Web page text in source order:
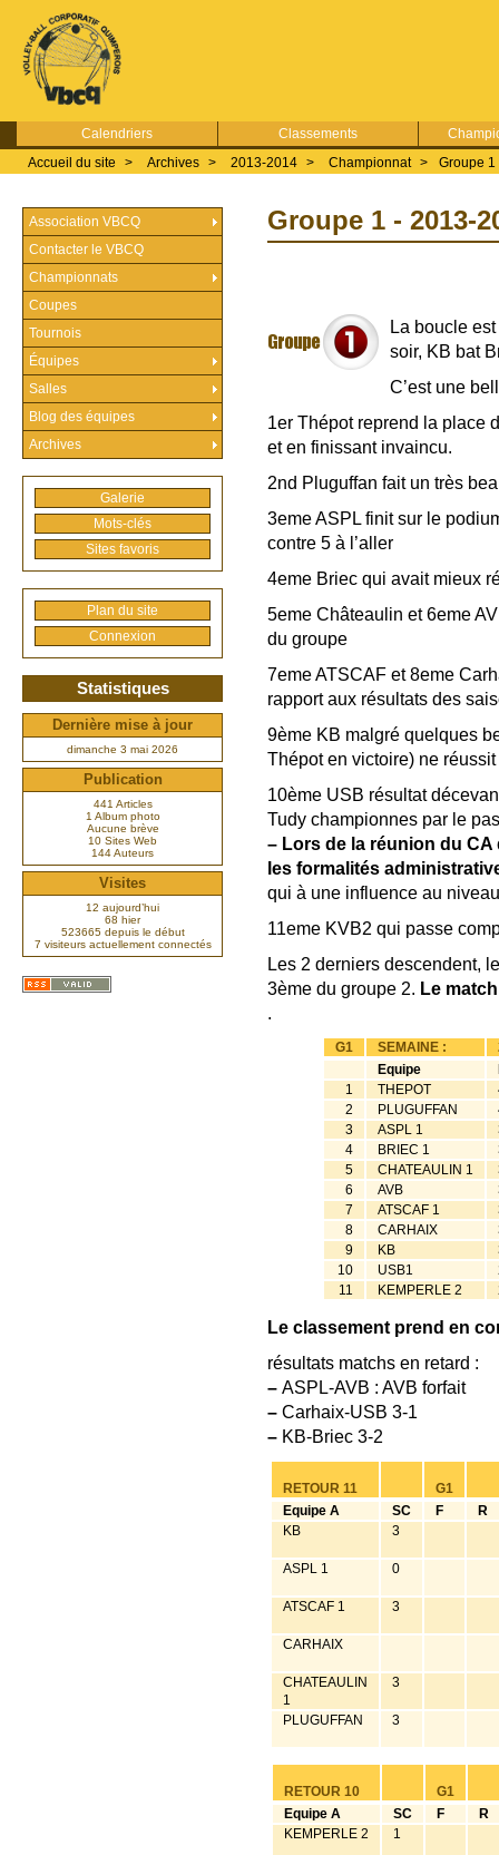
Calendriers Classements
Accueil du site
> Archives > 2013-2014 > Championnat > Groupe
Groupe 1 - 2013-
La boucle
soir, KB bat
C’est une
1er Thépot reprend la place
et en finissant invaincu.
2nd Pluguffan fait un très
3eme ASPL finit sur le
contre 5 à l’aller
4eme Briec qui avait mieux
5eme Châteaulin et 6eme
du groupe
7eme ATSCAF et 8eme
rapport aux résultats des
9ème KB malgré quelques
Thépot en victoire) ne
10ème USB résultat
Tudy championnes par le
– Lors de la réunion du CA
les formalités
qui à une influence au
11eme KVB2 qui passe
Les 2 derniers descendent,
3ème du groupe 2. Le
.
G1 SEMAINE :
Equipe
1
THEPOT
2
PLUGUFFAN
3
ASPL 1
4
BRIEC 1
5
CHATEAULIN 1
6
AVB
7
ATSCAF 1
8
CARHAIX
9
KB
10
USB1
11
KEMPERLE 2
Le classement prend en
résultats matchs en retard :
– ASPL-AVB : AVB forfait
– Carhaix-USB 3-1
– KB-Briec 3-2
RETOUR 11
G1
Equipe A
SC F
R
KB
3
ASPL 1 0
ATSCAF 1 3
CARHAIX
CHATEAULIN
1
3
PLUGUFFAN 3
RETOUR 10
G1
Equipe A
SC F
R
KEMPERLE 2
1
Association VBCQ
Contacter le VBCQ
Championnats
Coupes
Tournois
Équipes
Salles
Blog des équipes
Archives
Galerie
Mots-clés
Sites favoris
Plan du site
Connexion
Statistiques
Dernière mise à jour
dimanche 3 mai 2026
Publication
441 Articles
1 Album photo
Aucune brève
10 Sites Web
144 Auteurs
Visites
12 aujourd’hui
68 hier
523665 depuis le début
7 visiteurs actuellement connectés